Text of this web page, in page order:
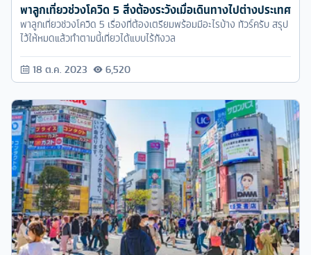
พาลูกเที่ยวช่วงโควิด 5 สิ่งต้องระวังเมื่อเดินทางไปต่างประเทศ
พาลูกเที่ยวช่วงโควิด 5 เรื่องที่ต้องเตรียมพร้อมมีอะไรบ้าง ทัวร์ครับ สรุป
ไว้ให้หมดแล้วทำตามนี้เที่ยวได้แบบไร้กังวล
18 ต.ค. 2023 6,520